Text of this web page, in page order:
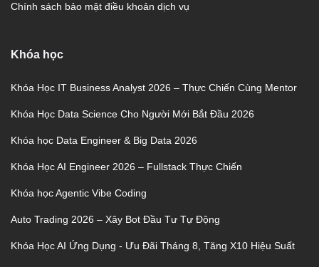
Chính sách bảo mật điều khoản dịch vụ
Khóa học
Khóa Học IT Business Analyst 2026 – Thực Chiến Cùng Mentor
Khóa Học Data Science Cho Người Mới Bắt Đầu 2026
Khóa học Data Engineer & Big Data 2026
Khóa Học AI Engineer 2026 – Fullstack Thực Chiến
Khóa học Agentic Vibe Coding
Auto Trading 2026 – Xây Bot Đầu Tư Tự Động
Khóa Học AI Ứng Dụng - Ưu Đãi Tháng 8, Tăng X10 Hiệu Suất